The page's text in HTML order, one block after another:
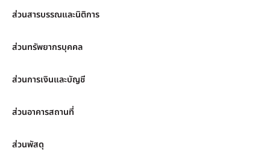
ส่วนสารบรรณและนิติการ
ส่วนทรัพยากรบุคคล
ส่วนการเงินและบัญชี
ส่วนอาคารสถานที่
ส่วนพัสดุ